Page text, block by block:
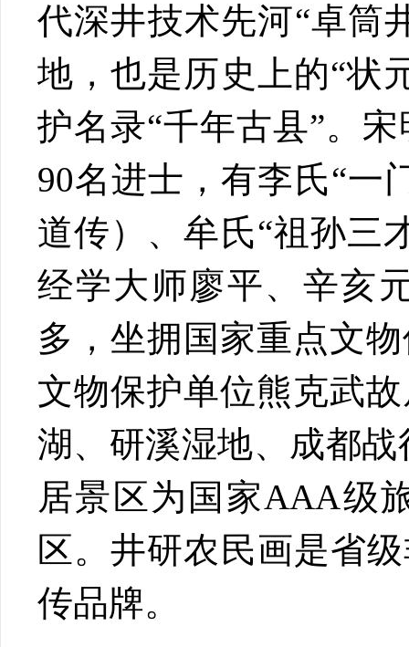
代深井技术先河“卓筒
地，也是历史上的“状
护名录“千年古县”。
90名进士，有李氏“一
道传）、牟氏“祖孙三
经学大师廖平、辛亥
多，坐拥国家重点文
文物保护单位熊克武
湖、研溪湿地、成都
居景区为国家AAA级
区。井研农民画是省
传品牌。